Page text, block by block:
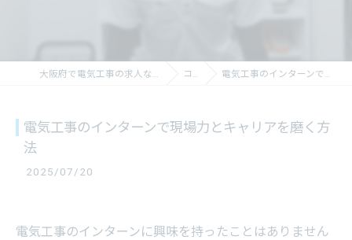
大阪府で電気工事の求人なら大阪府の泉南電機株式会社 コラム 電気工事のインターンで現場力とキャリアを磨く方法
電気工事のインターンで現場力とキャリアを磨く方
法
2025/07/20
電気工事のインターンに興味を持ったことはありません